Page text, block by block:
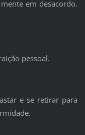
em desacordo.
pessoal.
e se retirar para